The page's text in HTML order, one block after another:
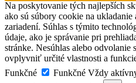
Na poskytovanie tých najlepších
ako sú súbory cookie na
zariadení. Súhlas s týmito
údaje, ako je správanie pri
stránke. Nesúhlas alebo odvolanie
ovplyvniť určité vlastnosti a
Funkčné
Funkčné Vždy